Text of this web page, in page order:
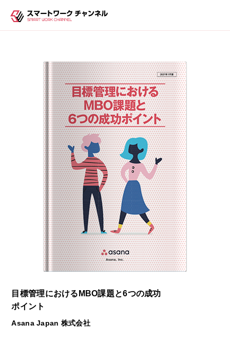
目標管理におけるMBO課題と6つの成功
ポイント
Asana Japan 株式会社